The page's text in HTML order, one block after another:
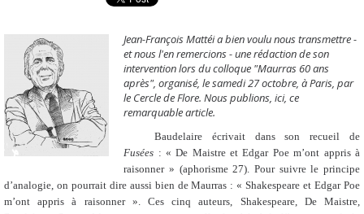
Jean-François Mattéi a bien voulu nous transmettre -
et nous l'en remercions - une rédaction de son
intervention lors du colloque "Maurras 60 ans
après", organisé, le samedi 27 octobre, à Paris, par
le Cercle de Flore. Nous publions, ici, ce
remarquable article.
Baudelaire écrivait dans son recueil de
Fusées : « De Maistre et Edgar Poe m’ont appris à
raisonner » (aphorisme 27). Pour suivre le principe
d’analogie, on pourrait dire aussi bien de Maurras : « Shakespeare et Edgar Poe
m’ont appris à raisonner ». Ces cinq auteurs, Shakespeare, De Maistre,